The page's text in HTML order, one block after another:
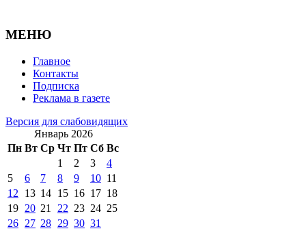
МЕНЮ
Главное
Контакты
Подписка
Реклама в газете
Версия для слабовидящих
Январь 2026
Пн Вт Ср Чт Пт Сб Вс
1 2 3
4
5
6 7 8 9 10 11
12
13 14 15 16 17 18
19 20 21 22 23 24 25
26 27 28 29 30 31